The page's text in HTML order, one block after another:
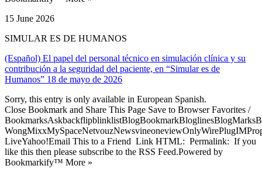
15 June 2026
SIMULAR ES DE HUMANOS
(Español) El papel del personal técnico en simulación clínica y su
contribución a la seguridad del paciente, en “Simular es de
Humanos” 18 de mayo de 2026
Sorry, this entry is only available in European Spanish.
Close Bookmark and Share This Page Save to Browser Favorites /
LiveYahoo!Email This to a Friend Link HTML: Permalink: If you
like this then please subscribe to the RSS Feed.Powered by
Bookmarkify™ More »